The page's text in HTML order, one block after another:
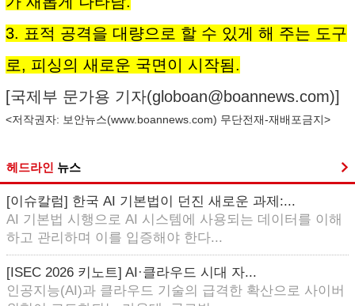
3. 표적 공격을 대량으로 할 수 있게 해 주는 도구
로, 피싱의 새로운 국면이 시작됨.
[국제부 문가용 기자(globoan@boannews.com)]
<저작권자: 보안뉴스(www.boannews.com) 무단전재-재배포금지>
헤드라인 뉴스
[이슈칼럼] 한국 AI 기본법이 던진 새로운 과제:...
AI 기본법 시행으로 AI 시스템에 사용되는 데이터를 이해
하고 관리하며 이를 입증해야 한다...
[ISEC 2026 키노트] AI·클라우드 시대 자...
인공지능(AI)과 클라우드 기술의 급격한 확산으로 사이버